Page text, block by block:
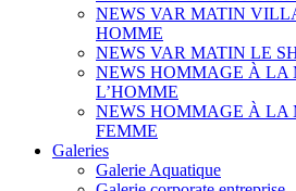
NEWS VAR MATIN
HOMME
NEWS VAR MATIN LE
NEWS HOMMAGE À LA
L’HOMME
NEWS HOMMAGE À LA
FEMME
Galeries
Galerie Aquatique